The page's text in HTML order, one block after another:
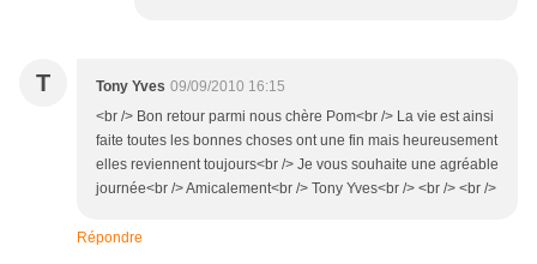
T Tony Yves 09/09/2010 16:15
<br /> Bon retour parmi nous chère Pom<br /> La vie est ainsi
faite toutes les bonnes choses ont une fin mais heureusement
elles reviennent toujours<br /> Je vous souhaite une agréable
journée<br /> Amicalement<br /> Tony Yves<br /> <br /> <br />
Répondre